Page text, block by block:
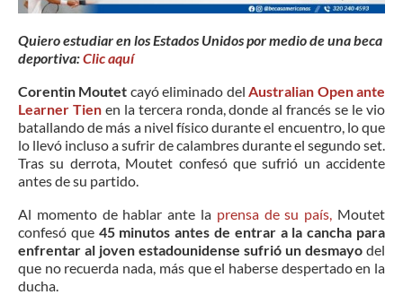
Quiero estudiar en los Estados Unidos por medio de una beca
deportiva:Clic aquí
Corentin Moutet cayó eliminado del Australian Openante
Learner Tien en la tercera ronda, donde al francés se le vio
batallando de más a nivel físico durante el encuentro, lo que
lo llevó incluso a sufrir de calambres durante el segundo set.
Tras su derrota, Moutet confesó que sufrió un accidente
antes de su partido.
Al momento de hablar ante la prensa de su país, Moutet
confesó que 45 minutos antes de entrar a la cancha para
enfrentar al joven estadounidense sufrió un desmayo del
que no recuerda nada, más que el haberse despertado en la
ducha.